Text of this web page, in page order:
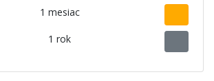
1 mesiac
1 rok